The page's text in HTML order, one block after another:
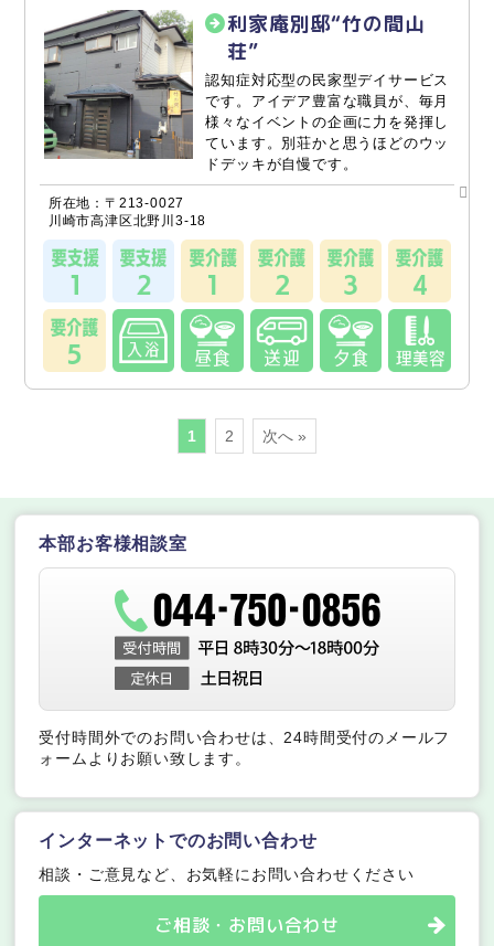
利家庵別邸“竹の間山
荘”
認知症対応型の民家型デイサービス
です。アイデア豊富な職員が、毎月
様々なイベントの企画に力を発揮し
ています。別荘かと思うほどのウッ
ドデッキが自慢です。
所在地：〒213-0027
川崎市高津区北野川3-18
1 2 次へ »
本部お客様相談室
受付時間外でのお問い合わせは、24時間受付のメールフ
ォームよりお願い致します。
インターネットでのお問い合わせ
相談・ご意見など、お気軽にお問い合わせください
ご相談・お問い合わせ